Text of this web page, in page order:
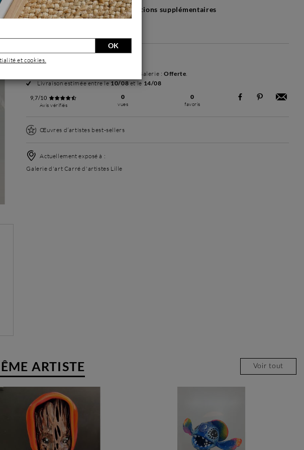
Demande de photos ou d'informations supplémentaires
En stock, expédié sous 24H
par Livraison en Galerie :Offerte.
Livraison estimée entre le10/08et le 14/08
9,7/10
Avis vérifiés
0
vues
0
favoris
Œuvres d’artistes best-sellers
Actuellement exposé à :
Galerie d'art Carré d'artistes Lille
ARTISTE Voir tout
OK
et cookies.